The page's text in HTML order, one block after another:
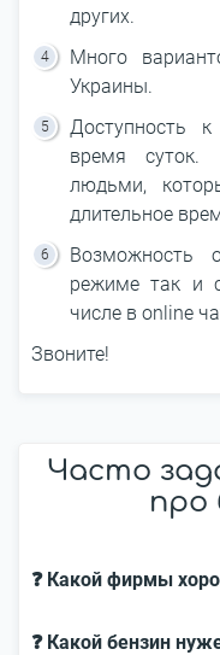
других.
Много
Украины.
Доступность
время суток.
людьми,
длительное
Возможность
режиме так и
числе в online
Звоните!
Часто
про
❓ Какой фирмы
❓ Какой бензин